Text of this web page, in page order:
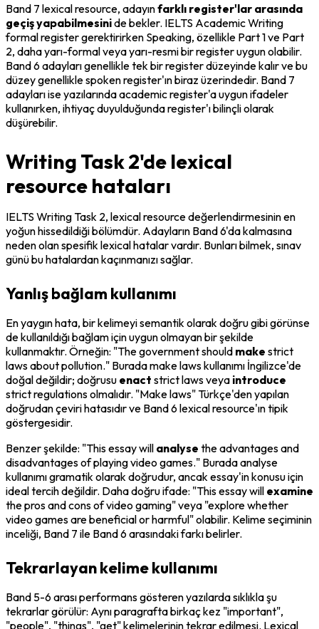
Band 7 lexical resource, adayın farklı register'lar arasında
geçiş yapabilmesini de bekler. IELTS Academic Writing
formal register gerektirirken Speaking, özellikle Part 1 ve Part
2, daha yarı-formal veya yarı-resmi bir register uygun olabilir.
Band 6 adayları genellikle tek bir register düzeyinde kalır ve bu
düzey genellikle spoken register'ın biraz üzerindedir. Band 7
adayları ise yazılarında academic register'a uygun ifadeler
kullanırken, ihtiyaç duyulduğunda register'ı bilinçli olarak
düşürebilir.
Writing Task 2'de lexical
resource hataları
IELTS Writing Task 2, lexical resource değerlendirmesinin en
yoğun hissedildiği bölümdür. Adayların Band 6'da kalmasına
neden olan spesifik lexical hatalar vardır. Bunları bilmek, sınav
günü bu hatalardan kaçınmanızı sağlar.
Yanlış bağlam kullanımı
En yaygın hata, bir kelimeyi semantik olarak doğru gibi görünse
de kullanıldığı bağlam için uygun olmayan bir şekilde
kullanmaktır. Örneğin: "The government should make strict
laws about pollution." Burada make laws kullanımı İngilizce'de
doğal değildir; doğrusu enact strict laws veya introduce
strict regulations olmalıdır. "Make laws" Türkçe'den yapılan
doğrudan çeviri hatasıdır ve Band 6 lexical resource'ın tipik
göstergesidir.
Benzer şekilde: "This essay will analyse the advantages and
disadvantages of playing video games." Burada analyse
kullanımı gramatik olarak doğrudur, ancak essay'in konusu için
ideal tercih değildir. Daha doğru ifade: "This essay will examine
the pros and cons of video gaming" veya "explore whether
video games are beneficial or harmful" olabilir. Kelime seçiminin
inceliği, Band 7 ile Band 6 arasındaki farkı belirler.
Tekrarlayan kelime kullanımı
Band 5-6 arası performans gösteren yazılarda sıklıkla şu
tekrarlar görülür: Aynı paragrafta birkaç kez "important",
"people", "things", "get" kelimelerinin tekrar edilmesi. Lexical